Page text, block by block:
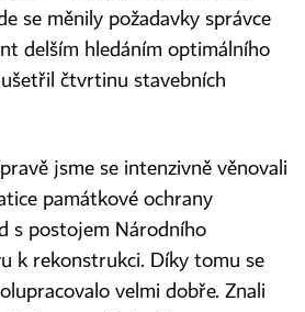
se měnily požadavky správce
delším hledáním optimálního
čtvrtinu stavebních
jsme se intenzivně věnovali
památkové ochrany
s postojem Národního
k rekonstrukci. Díky tomu se
velmi dobře. Znali